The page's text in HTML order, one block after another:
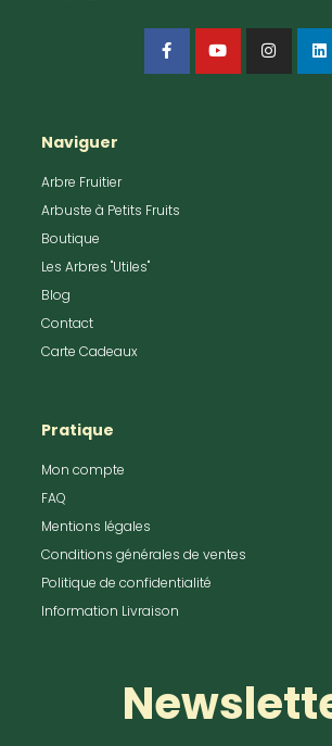
Naviguer
Arbre Fruitier
Arbuste à Petits Fruits
Boutique
Les Arbres "Utiles"
Blog
Contact
Carte Cadeaux
Pratique
Mon compte
FAQ
Mentions légales
Conditions générales de ventes
Politique de confidentialité
Information Livraison